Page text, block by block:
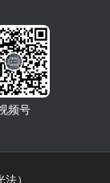
频号
）